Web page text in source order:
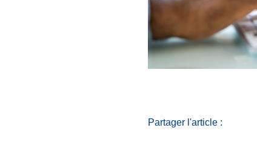
Partager l'article :